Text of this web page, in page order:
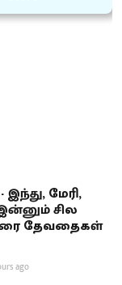
இந்து, மேரி,
சில
தேவதைகள்
ago